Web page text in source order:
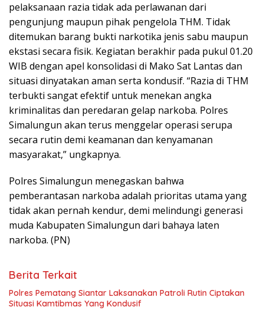
pelaksanaan razia tidak ada perlawanan dari
pengunjung maupun pihak pengelola THM. Tidak
ditemukan barang bukti narkotika jenis sabu maupun
ekstasi secara fisik. Kegiatan berakhir pada pukul 01.20
WIB dengan apel konsolidasi di Mako Sat Lantas dan
situasi dinyatakan aman serta kondusif. “Razia di THM
terbukti sangat efektif untuk menekan angka
kriminalitas dan peredaran gelap narkoba. Polres
Simalungun akan terus menggelar operasi serupa
secara rutin demi keamanan dan kenyamanan
masyarakat,” ungkapnya.
Polres Simalungun menegaskan bahwa
pemberantasan narkoba adalah prioritas utama yang
tidak akan pernah kendur, demi melindungi generasi
muda Kabupaten Simalungun dari bahaya laten
narkoba. (PN)
Berita Terkait
Polres Pematang Siantar Laksanakan Patroli Rutin Ciptakan
Situasi Kamtibmas Yang Kondusif